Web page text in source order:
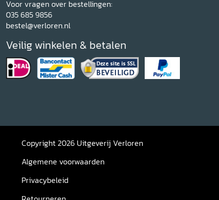
Voor vragen over bestellingen:
035 685 9856
bestel@verloren.nl
Veilig winkelen & betalen
Copyright 2026 Uitgeverij Verloren
Algemene voorwaarden
Privacybeleid